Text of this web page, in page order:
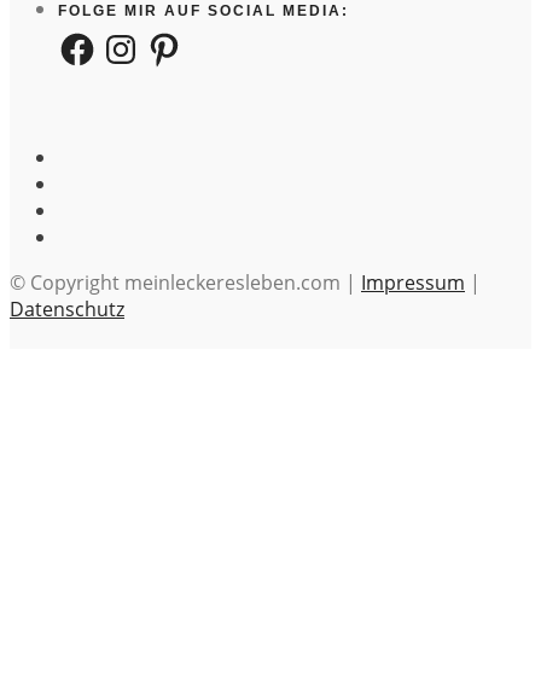
FOLGE MIR AUF SOCIAL MEDIA:
FacebookInstagramPinterest
© Copyright meinleckeresleben.com | Impressum |
Datenschutz